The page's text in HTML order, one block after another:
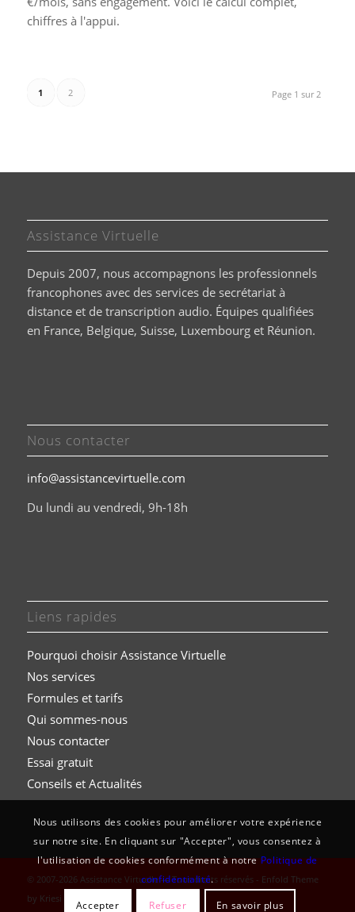
chiffres à l'appui.
Page 1 sur 2
1 2
Assistance Virtuelle
Depuis 2007, nous accompagnons les professionnels
francophones avec des services de secrétariat à
distance et de transcription audio. Équipes qualifiées
en France, Belgique, Suisse, Luxembourg et Réunion.
Nous contacter
info@assistancevirtuelle.com
Du lundi au vendredi, 9h-18h
Liens rapides
Pourquoi choisir Assistance Virtuelle
Nos services
Formules et tarifs
Qui sommes-nous
Nous contacter
Essai gratuit
Conseils et Actualités
© 2007-2026 Assistance Virtuelle — Tous droits réservés - Enfold Theme
by Kriesi
Nous utilisons des cookies pour améliorer votre expérience
sur notre site. En cliquant sur "Accepter", vous consentez à
l'utilisation de cookies conformément à notrePolitique de
confidentialité.
Accepter
Refuser En savoir plus